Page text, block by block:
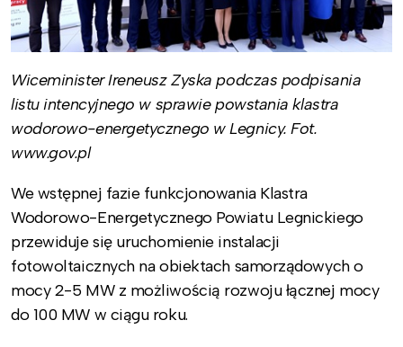
Wiceminister Ireneusz Zyska podczas podpisania
listu intencyjnego w sprawie powstania klastra
wodorowo-energetycznego w Legnicy. Fot.
www.gov.pl
We wstępnej fazie funkcjonowania Klastra
Wodorowo-Energetycznego Powiatu Legnickiego
przewiduje się uruchomienie instalacji
fotowoltaicznych na obiektach samorządowych o
mocy 2-5 MW z możliwością rozwoju łącznej mocy
do 100 MW w ciągu roku.